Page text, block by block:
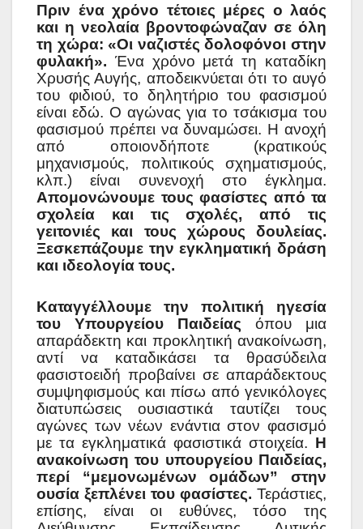
Πριν ένα χρόνο τέτοιες μέρες ο λαός
και η νεολαία βροντοφώναζαν σε όλη
τη χώρα: «Οι ναζιστές δολοφόνοι στην
φυλακή». Ένα χρόνο μετά τη καταδίκη
Χρυσής Αυγής, αποδεικνύεται ότι το αυγό
του φιδιού, το δηλητήριο του φασισμού
είναι εδώ. Ο αγώνας για το τσάκισμα του
φασισμού πρέπει να δυναμώσει. Η ανοχή
από οποιονδήποτε (κρατικούς
μηχανισμούς, πολιτικούς σχηματισμούς,
κλπ.) είναι συνενοχή στο έγκλημα.
Απομονώνουμε τους φασίστες από τα
σχολεία και τις σχολές, από τις
γειτονιές και τους χώρους δουλείας.
Ξεσκεπάζουμε την εγκληματική δράση
και ιδεολογία τους.
Καταγγέλλουμε την πολιτική ηγεσία
του Υπουργείου Παιδείας όπου μια
απαράδεκτη και προκλητική ανακοίνωση,
αντί να καταδικάσει τα θρασύδειλα
φασιστοειδή προβαίνει σε απαράδεκτους
συμψηφισμούς και πίσω από γενικόλογες
διατυπώσεις ουσιαστικά ταυτίζει τους
αγώνες των νέων ενάντια στον φασισμό
με τα εγκληματικά φασιστικά στοιχεία. Η
ανακοίνωση του υπουργείου Παιδείας,
περί “μεμονωμένων ομάδων” στην
ουσία ξεπλένει του φασίστες. Τεράστιες,
επίσης, είναι οι ευθύνες, τόσο της